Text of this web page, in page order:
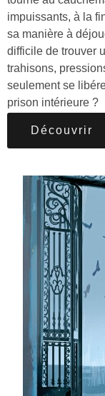
impuissants, à la
sa manière à
difficile de trouver
trahisons,
seulement se
prison intérieure ?
Découvrir